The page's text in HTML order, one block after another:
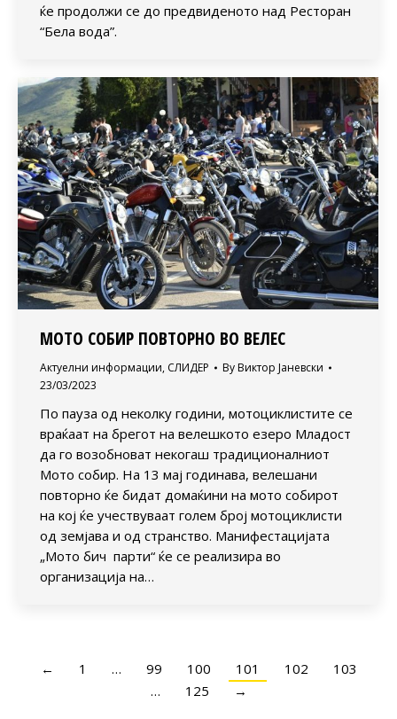
ќе продолжи се до предвиденото над Ресторан
“Бела вода”.
МОТО СОБИР ПОВТОРНО ВО ВЕЛЕС
Актуелни информации, СЛИДЕР By Виктор Јаневски
23/03/2023
По пауза од неколку години, мотоциклистите се
враќаат на брегот на велешкото езеро Младост
да го возобноват некогаш традиционалниот
Мото собир. На 13 мај годинава, велешани
повторно ќе бидат домаќини на мото собирот
на кој ќе учествуваат голем број мотоциклисти
од земјава и од странство. Манифестацијата
„Мото бич парти“ ќе се реализира во
организација на…
← 1 … 99 100 101 102
103
…
125 →